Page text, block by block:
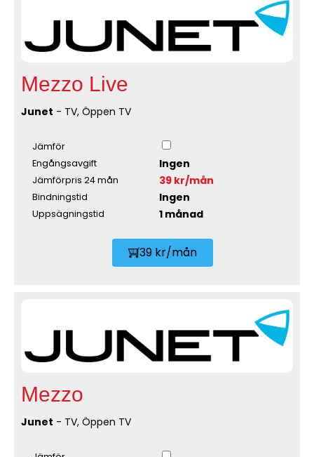
Mezzo Live
Junet - TV, Öppen TV
Jämför
Engångsavgift
Ingen
Jämförpris 24 mån 39 kr/mån
Bindningstid Ingen
Uppsägningstid 1 månad
39 kr/mån
Mezzo
Junet - TV, Öppen TV